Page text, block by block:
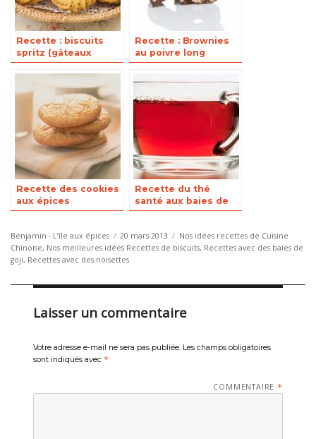
Recette : biscuits
spritz (gâteaux
ronds spirits)
Recette : Brownies
au poivre long
Recette des cookies
aux épices
aphrodisiaques
Recette du thé
santé aux baies de
goji
Auteur
Benjamin - L’île aux épices
Publié
le
20 mars 2013 Catégories
Nos idées recettes de Cuisine
Chinoise, Nos meilleures idées Recettes de biscuits, Recettes avec des baies de
goji, Recettes avec des noisettes
Laisser un commentaire
Votre adresse e-mail ne sera pas publiée. Les champs obligatoires
sont indiqués avec *
COMMENTAIRE *